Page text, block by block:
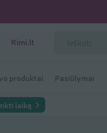
Rimi.lt
produktai Pasiūlymai
laiką